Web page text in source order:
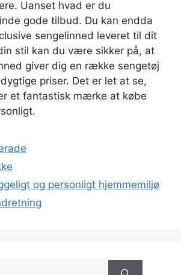
Uanset hvad er du
gode tilbud. Du kan endda
sengelinned leveret til dit
stil kan du være sikker på, at
giver dig en række sengetøj
priser. Det er let at se,
et fantastisk mærke at købe
og personligt hjemmemiljø